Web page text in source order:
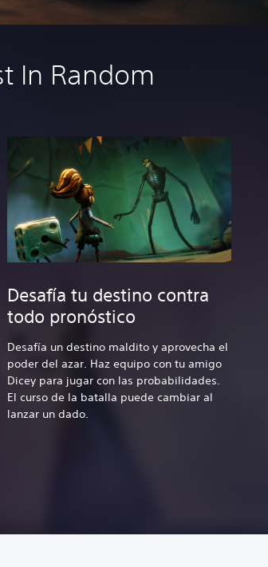
In Random
Desafía tu destino contra
todo pronóstico
Desafía un destino maldito y aprovecha el
poder del azar. Haz equipo con tu amigo
Dicey para jugar con las probabilidades.
El curso de la batalla puede cambiar al
lanzar un dado.